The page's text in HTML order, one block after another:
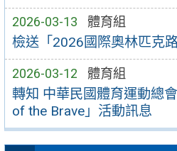
2026-03-13 體育組
檢送「2026國際奧林匹克
2026-03-12 體育組
轉知 中華民國體育運動總
of the Brave」活動訊息